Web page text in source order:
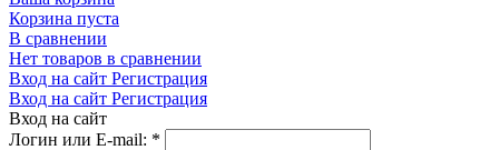
Корзина пуста
В сравнении
Нет товаров в сравнении
Вход на сайт Регистрация
Вход на сайт Регистрация
Вход на сайт
Логин или E-mail: *